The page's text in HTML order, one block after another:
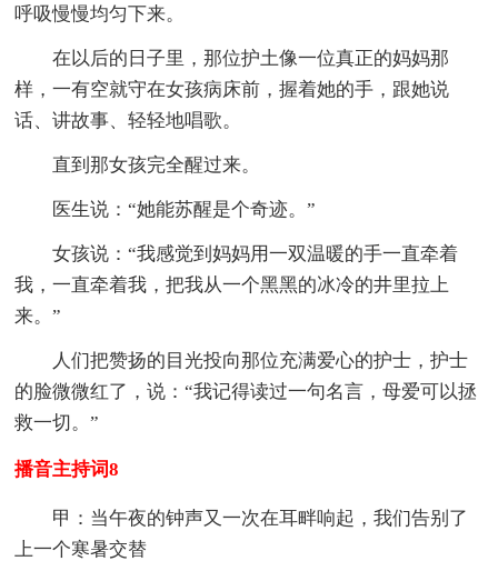
呼吸慢慢均匀下来。
在以后的日子里，那位护土像一位真正的妈妈那
样，一有空就守在女孩病床前，握着她的手，跟她说
话、讲故事、轻轻地唱歌。
直到那女孩完全醒过来。
医生说：“她能苏醒是个奇迹。”
女孩说：“我感觉到妈妈用一双温暖的手一直牵着
我，一直牵着我，把我从一个黑黑的冰冷的井里拉上
来。”
人们把赞扬的目光投向那位充满爱心的护士，护士
的脸微微红了，说：“我记得读过一句名言，母爱可以拯
救一切。”
播音主持词8
甲：当午夜的钟声又一次在耳畔响起，我们告别了
上一个寒暑交替